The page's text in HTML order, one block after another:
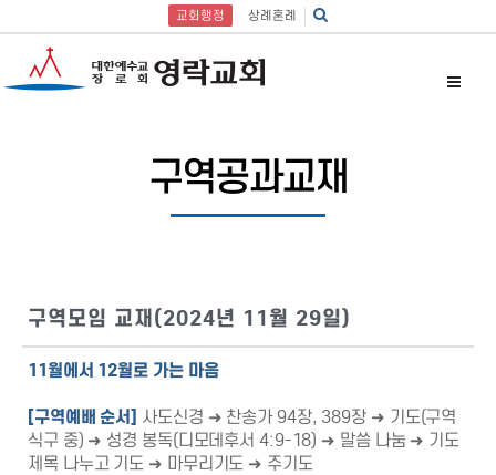
교회행정 상례혼례
구역공과교재
구역모임 교재(2024년 11월 29일)
11월에서 12월로 가는 마음
[구역예배 순서] 사도신경 ➜ 찬송가 94장, 389장 ➜ 기도(구역
식구 중) ➜ 성경 봉독(디모데후서 4:9-18) ➜ 말씀 나눔 ➜ 기도
제목 나누고 기도 ➜ 마무리기도 ➜ 주기도